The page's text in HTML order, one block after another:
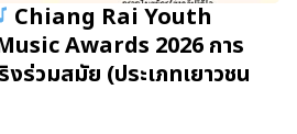
Chiang Rai Youth
Awards 2026 การ
ร่วมสมัย (ประเภทเยาวชน